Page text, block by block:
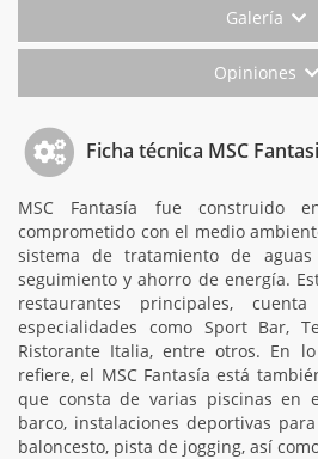
Galería
Opiniones
Ficha técnica MSC
MSC Fantasía fue construido
comprometido con el medio
sistema de tratamiento de
seguimiento y ahorro de energía.
restaurantes principales,
especialidades como Sport Bar,
Ristorante Italia, entre otros. En
refiere, el MSC Fantasía está
que consta de varias piscinas en
barco, instalaciones deportivas
baloncesto, pista de jogging, así